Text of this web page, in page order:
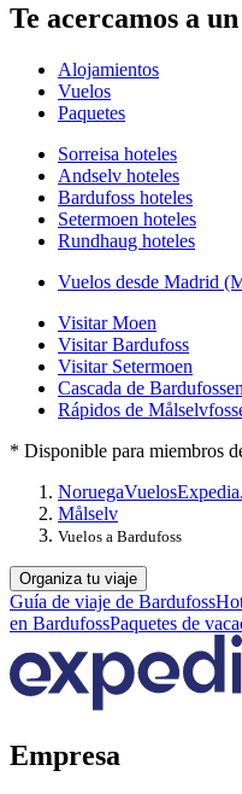
Te acercamos a
Alojamientos
Vuelos
Paquetes
Sorreisa hoteles
Andselv hoteles
Bardufoss hoteles
Setermoen hoteles
Rundhaug hoteles
Vuelos desde Madrid
Visitar Moen
Visitar Bardufoss
Visitar Setermoen
Cascada de Bardufossen
Rápidos de
* Disponible para miembros
NoruegaVuelos
Målselv
Vuelos a Bardufoss
Organiza tu viaje
Guía de viaje de Bardufoss
en BardufossPaquetes de
Empresa